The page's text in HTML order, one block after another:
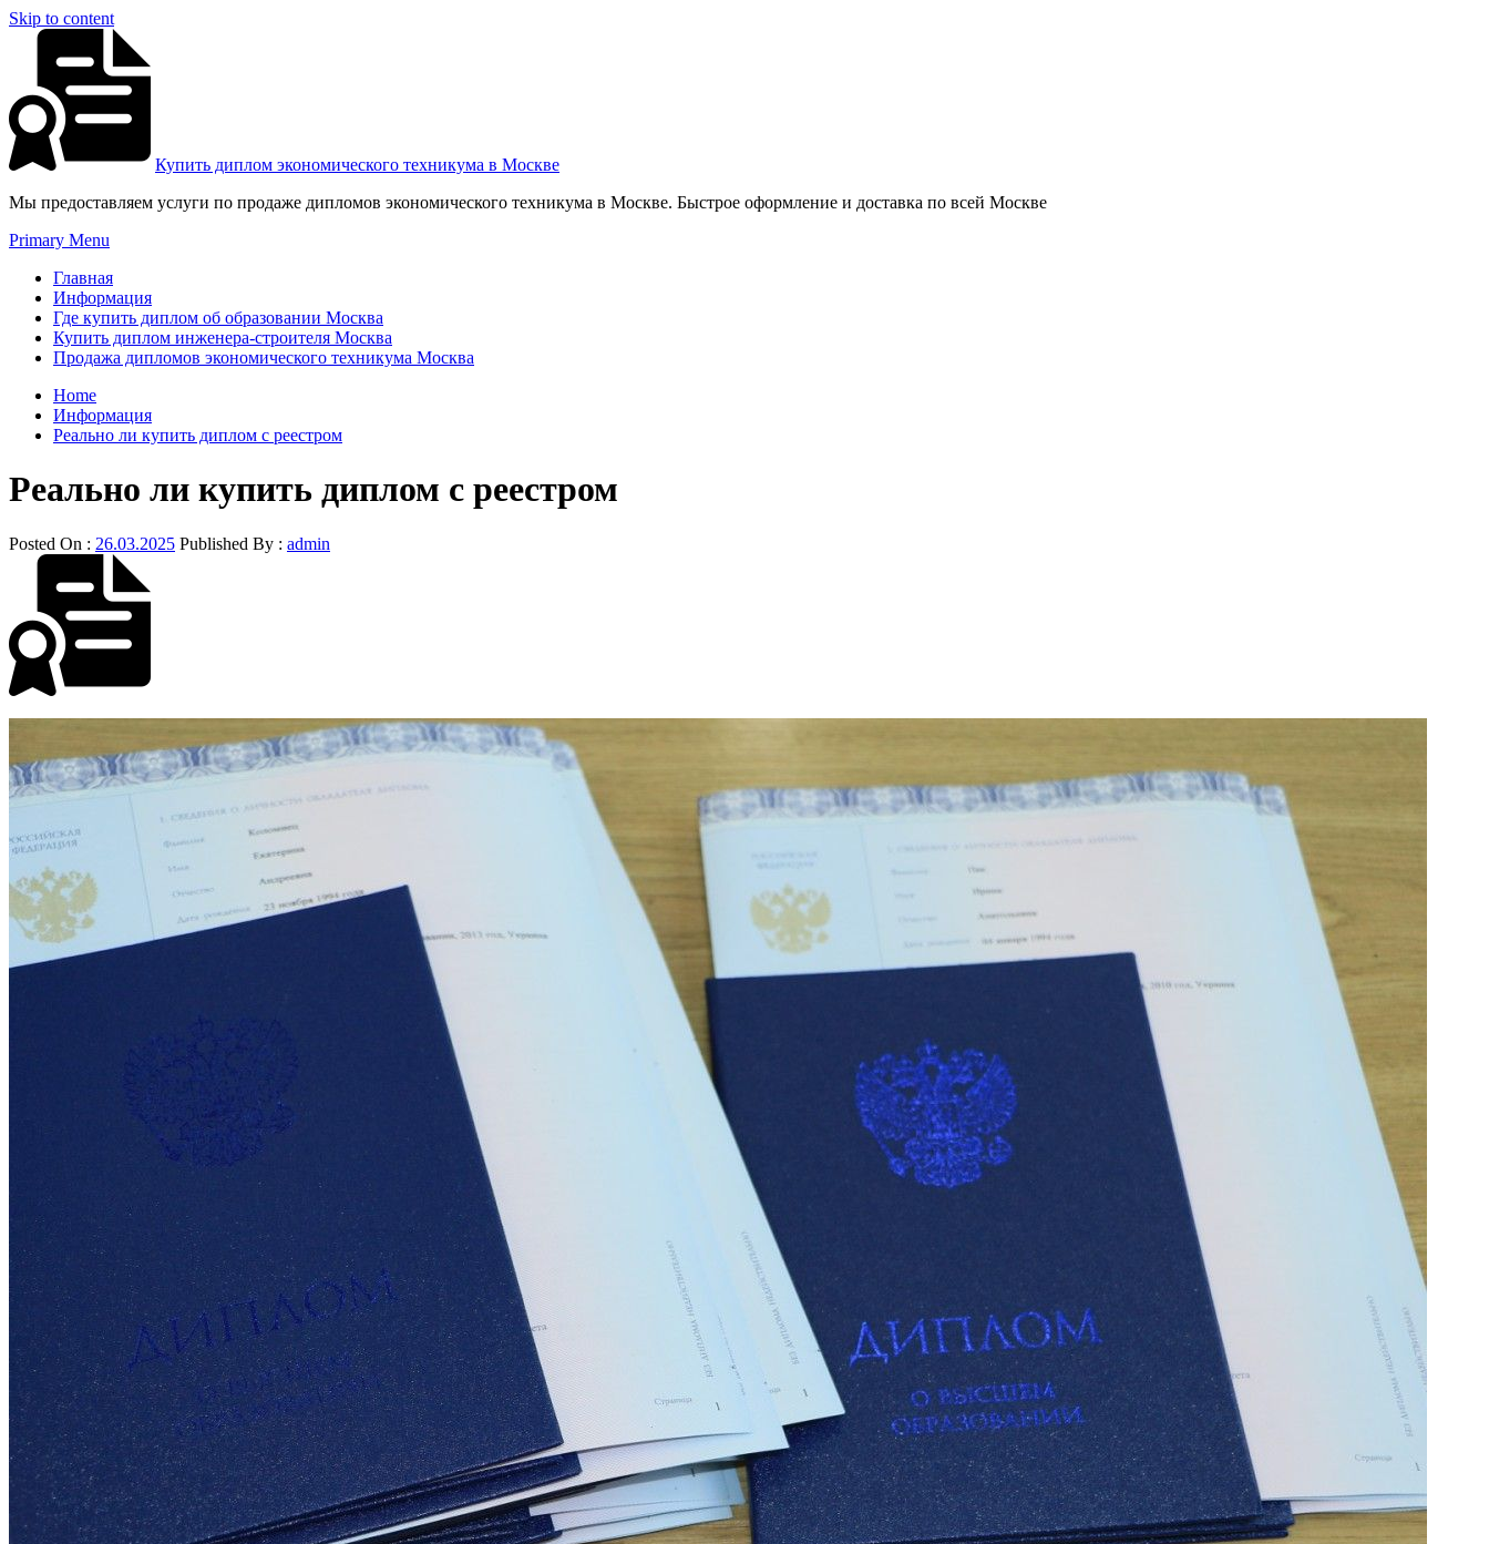
Skip to content
Купить диплом экономического техникума в Москве
Мы предоставляем услуги по продаже дипломов экономического техникума в Москве. Быстрое оформление и доставка по всей Москве
Primary Menu
Главная
Информация
Где купить диплом об образовании Москва
Купить диплом инженера-строителя Москва
Продажа дипломов экономического техникума Москва
Home
Информация
Реально ли купить диплом с реестром
Реально ли купить диплом с реестром
Posted On : 26.03.2025 Published By : admin